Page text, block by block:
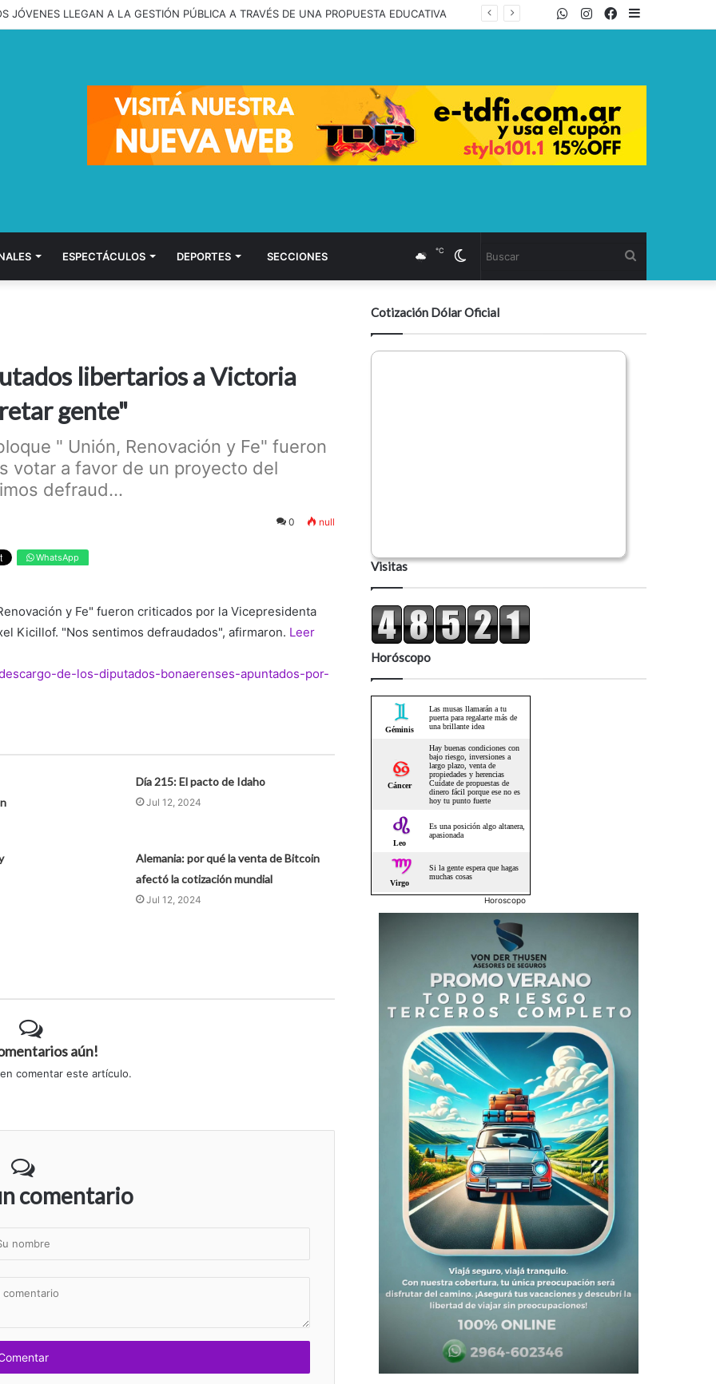
JÓVENES LLEGAN A LA GESTIÓN PÚBLICA A TRAVÉS DE UNA PROPUESTA EDUCATIVA Facebook
Twitter
Instagram
WhatsApp
ESPECTÁCULOS DEPORTES SECCIONES Cambiar
modo
℃
libertarios a Victoria
gente"
" Unión, Renovación y Fe" fueron
votar a favor de un proyecto del
defraud...
0 null
WhatsApp
y Fe" fueron criticados por la Vicepresidenta
Kicillof. "Nos sentimos defraudados", afirmaron. Leer
de-los-diputados-bonaerenses-apuntados-por-
Día 215: El pacto de Idaho
Jul 12, 2024
Alemania: por qué la venta de Bitcoin
afectó la cotización mundial
Jul 12, 2024
aún!
comentar este artículo.
comentario
Cotización Dólar Oficial
Visitas
Horóscopo
Horoscopo